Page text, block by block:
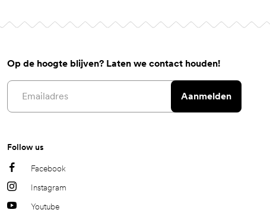
Op de hoogte blijven? Laten we contact houden!
Email address
Aanmelden
Follow us
Facebook
Instagram
Youtube